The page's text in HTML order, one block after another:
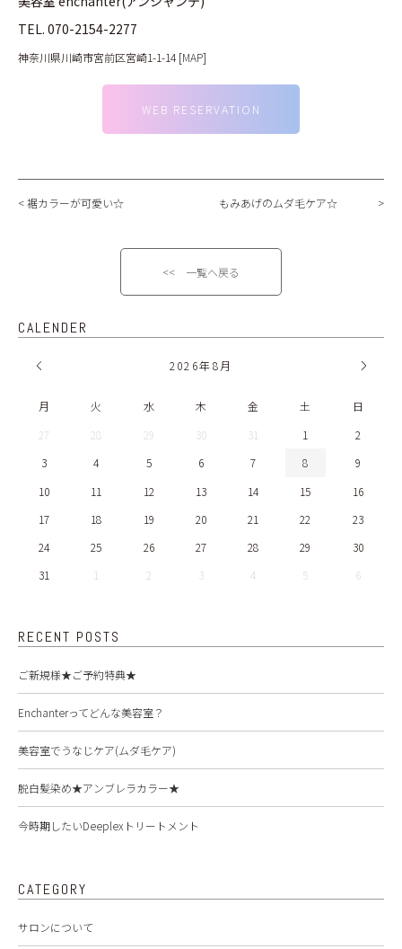
TEL. 070-2154-2277
神奈川県川崎市宮前区宮崎1-1-14 [MAP]
WEB RESERVATION
裾カラーが可愛い☆ もみあげのムダ毛ケア☆
<< 一覧へ戻る
CALENDER
2026年8月
月 火 水 木 金 土
日
27
28 29 30 31 1
2
3
4 5 6 7 8
9
10
11 12 13 14 15
16
17
18 19 20 21 22
23
24
25 26 27 28 29
30
31
1 2 3 4 5 6
RECENT POSTS
ご新規様★ご予約特典★
Enchanterってどんな美容室？
美容室でうなじケア(ムダ毛ケア)
脱白髪染め★アンブレラカラー★
今時期したいDeeplexトリートメント
CATEGORY
サロンについて